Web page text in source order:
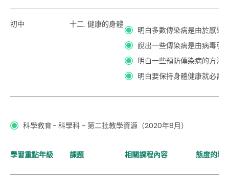
初中 十二. 健康的身體
明白多數傳染病是由於感染
說出一些傳染病是由病毒引
明白一些預防傳染病的方法
明白要保持身體健康就必需
科學教育 - 科學科 – 第二批教學資源（2020年8月）
學習重點年級 課題 相關課程內容 態度的培